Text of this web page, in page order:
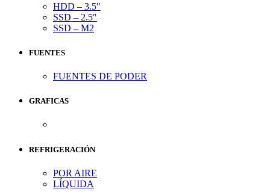
HDD – 3.5″
SSD – 2.5″
SSD – M2
FUENTES
FUENTES DE PODER
GRAFICAS
REFRIGERACIÓN
POR AIRE
LÍQUIDA